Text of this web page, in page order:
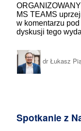
MS TEAMS
w komentarzu
dyskusji tego
Autor
dr Łukasz
Spotkanie z